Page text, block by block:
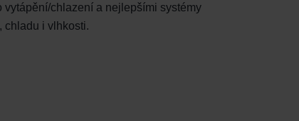
vytápění/chlazení a nejlepšími systémy
chladu i vlhkosti.